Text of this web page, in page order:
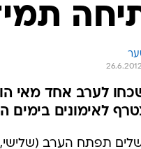
נבחרות
ליגה
לערב אחד מאי
לאימונים בימים